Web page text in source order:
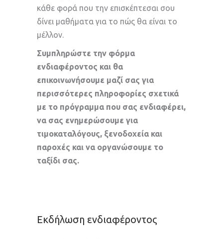
κάθε φορά που την επισκέπτεσαι σου
δίνει μαθήματα για το πώς θα είναι το
μέλλον.
Συμπληρώστε την φόρμα
ενδιαφέροντος και θα
επικοινωνήσουμε μαζί σας για
περισσότερες πληροφορίες σχετικά
με το πρόγραμμα που σας ενδιαφέρει,
να σας ενημερώσουμε για
τιμοκαταλόγους, ξενοδοχεία και
παροχές και να οργανώσουμε το
ταξίδι σας.
Εκδήλωση ενδιαφέροντος